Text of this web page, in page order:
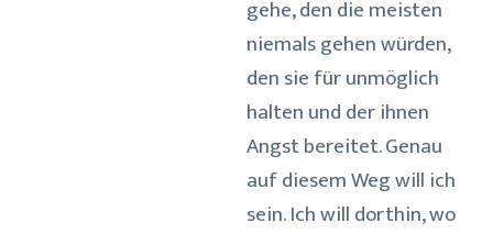
gehe, den die meisten
niemals gehen würden,
den sie für unmöglich
halten und der ihnen
Angst bereitet. Genau
auf diesem Weg will ich
sein. Ich will dorthin, wo